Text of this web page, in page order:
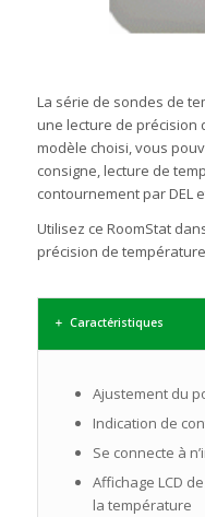
La série de sondes de
une lecture de précision
modèle choisi, vous
consigne, lecture de
contournement par DEL
Utilisez ce RoomStat
précision de
Caractéristiques
Ajustement du
Indication de
Se connecte à
Affichage LCD
la température